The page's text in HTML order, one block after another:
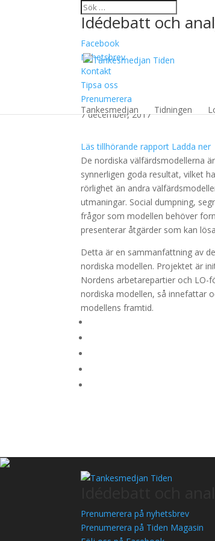
Idédebatt och
Facebook
Nyhetsbrev
Kontakt
Tipsa oss
Prenumerera
Tankesmedjan
Tidningen
En progressiv
7 december, 2017
Läs tillhörande rapport Ladda ner
De nordiska välfärdsmodellerna
synnerligen goda resultat, vilket
rörlighet än andra
utmaningar. Social dumpning,
frågor som modellen behöver
presenterar åtgärder som kan
Detta är en sammanfattning av
nordiska modellen. Projektet är
Nordens arbetarepartier och LO-
nordiska modellen, så innefattar
modellens framtid.
Prenumerera på nyhetsbrev
Prenumerera på Tiden Magasin